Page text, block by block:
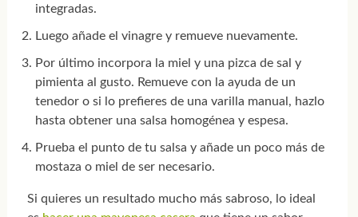
integradas.
Luego añade el vinagre y remueve nuevamente.
Por último incorpora la miel y una pizca de sal y
pimienta al gusto. Remueve con la ayuda de un
tenedor o si lo prefieres de una varilla manual, hazlo
hasta obtener una salsa homogénea y espesa.
Prueba el punto de tu salsa y añade un poco más de
mostaza o miel de ser necesario.
Si quieres un resultado mucho más sabroso, lo ideal